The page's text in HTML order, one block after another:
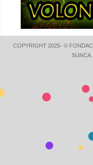
COPYRIGHT 2025- ©
SUNCA.